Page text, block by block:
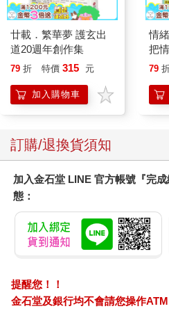
廿載．繁華夢 護玄出
道20週年創作集
79 折 特價 315 元
加入購物車
情
把
誰
79
訂購/退換貨須知
加入金石堂 LINE 官方帳號『完
態：
提醒您！！
金石堂及銀行均不會請您操作